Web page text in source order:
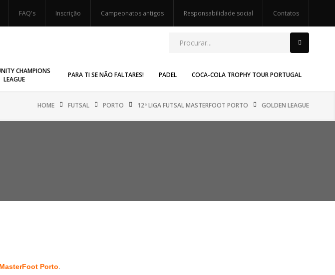
FAQ's Inscrição Campeonatos antigos Responsabilidade social Contatos
CHAMPIONS
LEAGUE
PARA TI SE NÃO FALTARES! PADEL COCA-COLA TROPHY TOUR PORTUGAL
HOME FUTSAL PORTO 12ª LIGA FUTSAL MASTERFOOT PORTO GOLDEN LEAGUE
Porto